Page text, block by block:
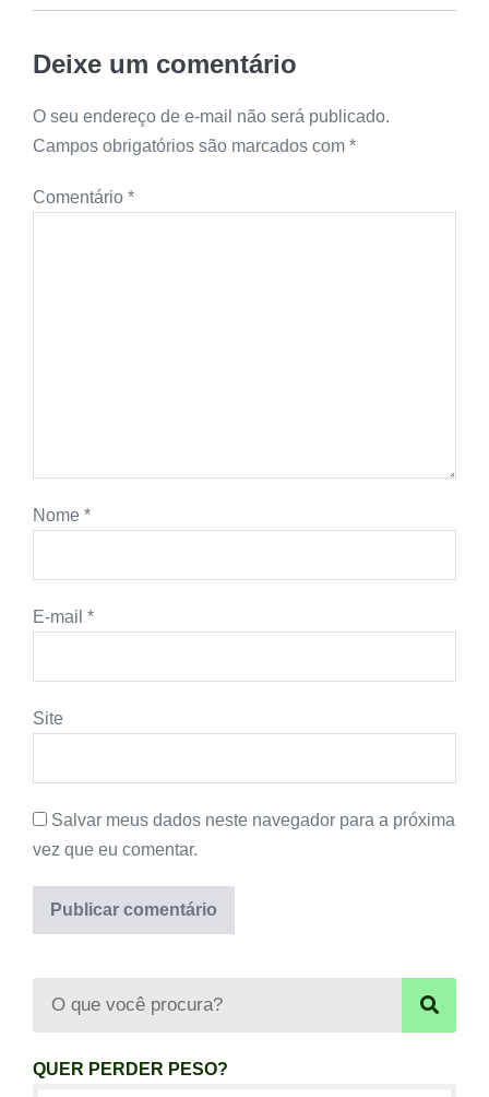
Deixe um comentário
O seu endereço de e-mail não será publicado.
Campos obrigatórios são marcados com *
Comentário *
Nome *
E-mail *
Site
Salvar meus dados neste navegador para a próxima
vez que eu comentar.
QUER PERDER PESO?